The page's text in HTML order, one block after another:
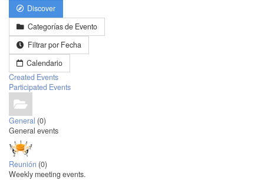
Discover
Categorías de Evento
Filtrar por Fecha
Calendario
Created Events
Participated Events
General (0)
General events
Reunión (0)
Weekly meeting events.